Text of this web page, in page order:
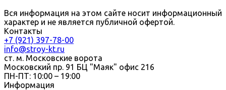
Вся информация на этом сайте носит информационный
характер и не является публичной офертой.
Контакты
+7 (921) 397-78-00
info@stroy-kt.ru
ст. м. Московские ворота
Московский пр. 91 БЦ "Маяк" офис 216
ПН-ПТ: 10:00 – 19:00
Информация